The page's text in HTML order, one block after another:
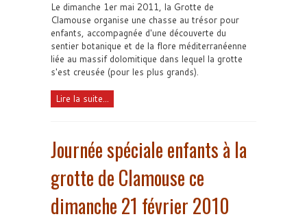
Le dimanche 1er mai 2011, la Grotte de
Clamouse organise une chasse au trésor pour
enfants, accompagnée d'une découverte du
sentier botanique et de la flore méditerranéenne
liée au massif dolomitique dans lequel la grotte
s'est creusée (pour les plus grands).
Lire la suite...
Journée spéciale enfants à la
grotte de Clamouse ce
dimanche 21 février 2010